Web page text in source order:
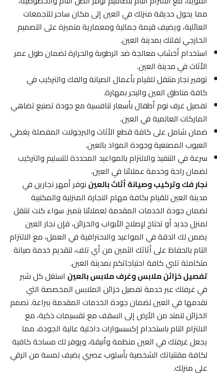
مما يحول حديقة منزلك في العين إلى مكان ساحر للتجمعات
العائلية، ويضيف قيمة جمالية ومعمارية متميزة على التصميم
الخارجي لفلتك بمدينة العين.
استخدام أخشاب معالجة ضد الرطوبة والحرارة لضمان طول عمر
الأثاث في مدينة العين.
توفير نجار متنقل للقيام بأعمال الصيانة والفك والتركيب في
كافة مناطق العين واليحر بمهارة.
تفصيل غرف نوم أطفال بأسعار تنافسية مع جودة تصنيع تضاهي
الماركات العالمية في العين.
ضمان شامل على كافة قطع الأثاث والبرجولات المفصلة يغطي
العيوب المصنعية وجودة المواد بالعين.
سرعة في التنفيذ والالتزام بالمواعيد المحددة للتسليم والتركيب
لضمان راحة وخدمة عملائنا في العين.
نجار فك وتركيب وصيانة أثاث بالعيننوفر أمهر نجارين في
مدينة العين للقيام بكافة مهام النجارة المنزلية والمكتبية
لضمان جودة الخدمات المقدمة لعملائنا بتميز. سواء كنت تنتقل
لمنزل جديد أو تحتاج لإصلاح الأبواب والخزائن، فإن نجار العين
يضمن لك الدقة في المواعيد والاحترافية في العمل، مع الالتزام
التام بالحفاظ على أثاثك الثمين من أي تلف، لتقديم خدمة صيانة
متكاملة تلبي كافة احتياجاتكم بمدينة العين.
تفصيل خزائن ملابس وغرف ملابس بالعيناستغل كل شبر
في غرفتك عبر خدمة تفصيل خزائن الملابس المخصصة التي
نقدمها في العين لضمان جودة الخدمات المقدمة ببراعة. نصمم
الخزائن لتمتد من الأرض إلى السقف مع تقسيمات ذكية، مع
الالتزام التام باستخدام إكسسوارات داخلية عالية الجودة، مما
يجعل غرفتك في العين منظمة وأنيقة، ويوفر لك مساحة كافية
لكافة مقتنياتك الشخصية بأسلوب عصري يضيف لمسة من الرقي
على منزلك.